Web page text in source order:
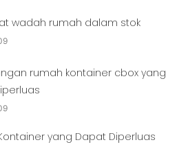
wadah rumah dalam stok
rumah kontainer cbox yang
yang Dapat Diperluas